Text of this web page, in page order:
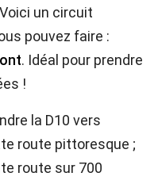
Voici un circuit
pouvez faire :
. Idéal pour prendre
!
la D10 vers
route pittoresque ;
route sur 700